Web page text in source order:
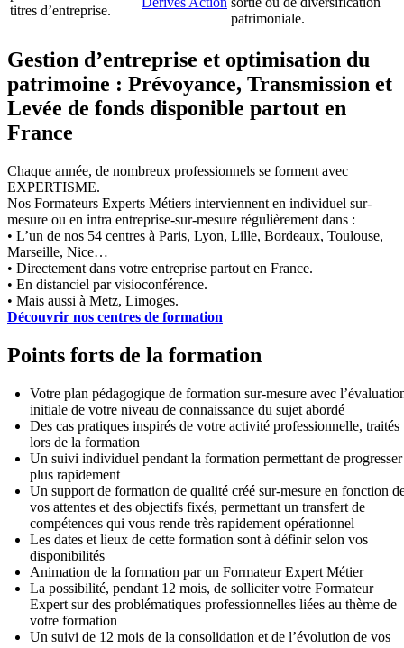
titres d’entreprise.
patrimoniale.
Gestion d’entreprise et optimisation du
patrimoine : Prévoyance, Transmission et
Levée de fonds disponible partout en
France
Chaque année, de nombreux professionnels se forment avec
EXPERTISME.
Nos Formateurs Experts Métiers interviennent en individuel sur-
mesure ou en intra entreprise-sur-mesure régulièrement dans :
• L’un de nos 54 centres à Paris, Lyon, Lille, Bordeaux, Toulouse,
Marseille, Nice…
• Directement dans votre entreprise partout en France.
• En distanciel par visioconférence.
• Mais aussi à Metz, Limoges.
Découvrir nos centres de formation
Points forts de la formation
Votre plan pédagogique de formation sur-mesure avec
initiale de votre niveau de connaissance du sujet abordé
Des cas pratiques inspirés de votre activité professionnelle, traités
lors de la formation
Un suivi individuel pendant la formation permettant de progresser
plus rapidement
Un support de formation de qualité créé sur-mesure en fonction
vos attentes et des objectifs fixés, permettant un transfert de
compétences qui vous rende très rapidement opérationnel
Les dates et lieux de cette formation sont à définir selon vos
disponibilités
Animation de la formation par un Formateur Expert Métier
La possibilité, pendant 12 mois, de solliciter votre Formateur
Expert sur des problématiques professionnelles liées au thème de
votre formation
Un suivi de 12 mois de la consolidation et de l’évolution de vos